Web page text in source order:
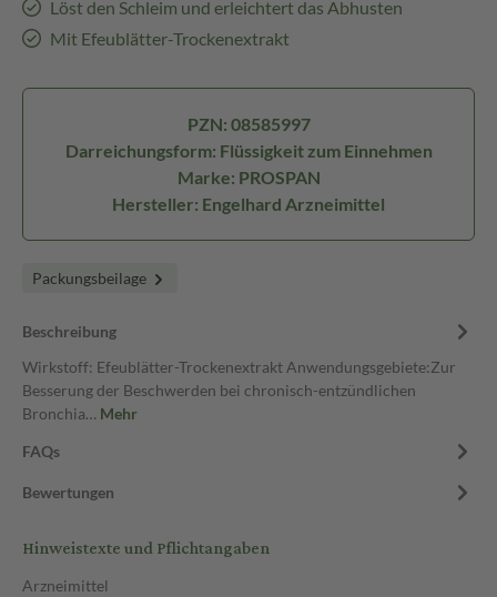
Löst den Schleim und erleichtert das Abhusten
Mit Efeublätter-Trockenextrakt
PZN: 08585997
Darreichungsform: Flüssigkeit zum Einnehmen
Marke: PROSPAN
Hersteller: Engelhard Arzneimittel
Packungsbeilage
Beschreibung
Wirkstoff: Efeublätter-Trockenextrakt Anwendungsgebiete:Zur
Besserung der Beschwerden bei chronisch-entzündlichen
Bronchia… Mehr
FAQs
Bewertungen
Hinweistexte und Pflichtangaben
Arzneimittel